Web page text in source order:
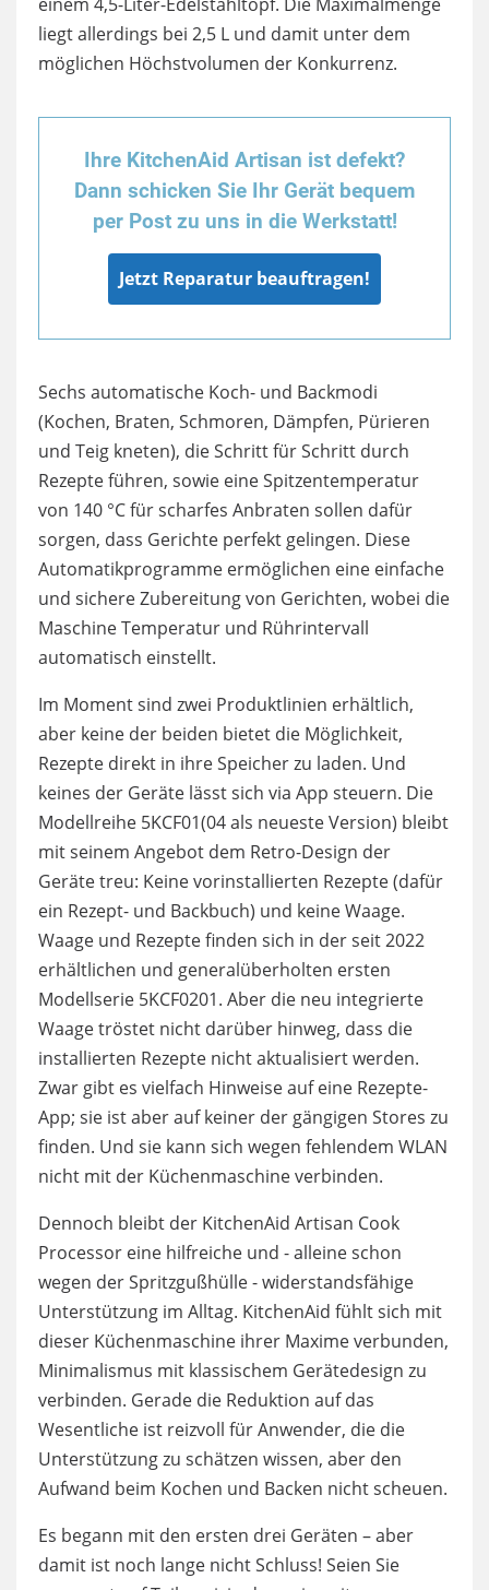
liegt allerdings bei 2,5 L und damit unter dem
möglichen Höchstvolumen der Konkurrenz.
Ihre KitchenAid Artisan ist defekt?
Dann schicken Sie Ihr Gerät bequem
per Post zu uns in die Werkstatt!
Jetzt Reparatur beauftragen!
Sechs automatische Koch- und Backmodi
(Kochen, Braten, Schmoren, Dämpfen, Pürieren
und Teig kneten), die Schritt für Schritt durch
Rezepte führen, sowie eine Spitzentemperatur
von 140 °C für scharfes Anbraten sollen dafür
sorgen, dass Gerichte perfekt gelingen. Diese
Automatikprogramme ermöglichen eine einfache
und sichere Zubereitung von Gerichten, wobei die
Maschine Temperatur und Rührintervall
automatisch einstellt.
Im Moment sind zwei Produktlinien erhältlich,
aber keine der beiden bietet die Möglichkeit,
Rezepte direkt in ihre Speicher zu laden. Und
keines der Geräte lässt sich via App steuern. Die
Modellreihe 5KCF01(04 als neueste Version) bleibt
mit seinem Angebot dem Retro-Design der
Geräte treu: Keine vorinstallierten Rezepte (dafür
ein Rezept- und Backbuch) und keine Waage.
Waage und Rezepte finden sich in der seit 2022
erhältlichen und generalüberholten ersten
Modellserie 5KCF0201. Aber die neu integrierte
Waage tröstet nicht darüber hinweg, dass die
installierten Rezepte nicht aktualisiert werden.
Zwar gibt es vielfach Hinweise auf eine Rezepte-
App; sie ist aber auf keiner der gängigen Stores zu
finden. Und sie kann sich wegen fehlendem WLAN
nicht mit der Küchenmaschine verbinden.
Dennoch bleibt der KitchenAid Artisan Cook
Processor eine hilfreiche und - alleine schon
wegen der Spritzgußhülle - widerstandsfähige
Unterstützung im Alltag. KitchenAid fühlt sich mit
dieser Küchenmaschine ihrer Maxime verbunden,
Minimalismus mit klassischem Gerätedesign zu
verbinden. Gerade die Reduktion auf das
Wesentliche ist reizvoll für Anwender, die die
Unterstützung zu schätzen wissen, aber den
Aufwand beim Kochen und Backen nicht scheuen.
Es begann mit den ersten drei Geräten – aber
damit ist noch lange nicht Schluss! Seien Sie